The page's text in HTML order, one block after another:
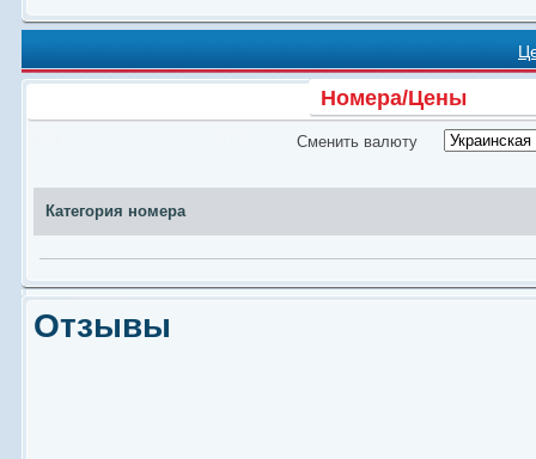
Номера/Цены
Сменить валюту
Категория номера
Отзывы